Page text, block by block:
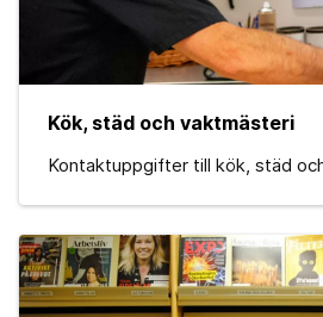
Kök, städ och vaktmästeri
Kontaktuppgifter till kök, städ